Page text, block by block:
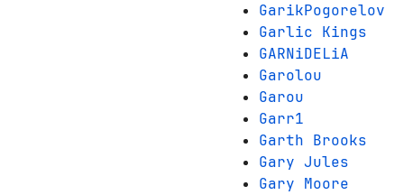
GarikPogorelov
Garlic Kings
GARNiDELiA
Garolou
Garou
Garr1
Garth Brooks
Gary Jules
Gary Moore